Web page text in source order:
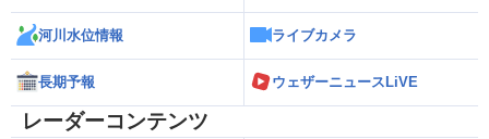
河川水位情報 ライブカメラ
長期予報 ウェザーニュースLiVE
レーダーコンテンツ